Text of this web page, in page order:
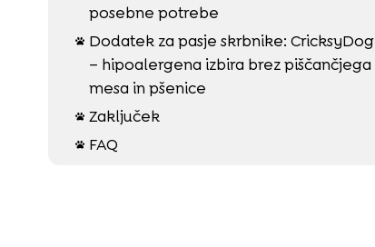
posebne potrebe

Dodatek za pasje skrbnike: CricksyDog
– hipoalergena izbira brez piščančjega
mesa in pšenice
 Zaključek
 FAQ